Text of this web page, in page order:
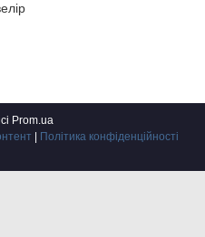
Prom.ua
Політика конфіденційності